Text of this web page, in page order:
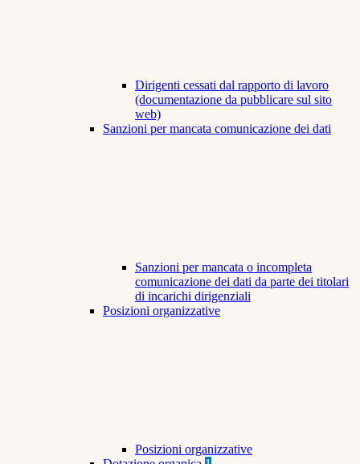
Dirigenti cessati dal rapporto di lavoro
(documentazione da pubblicare sul sito
web)
Sanzioni per mancata comunicazione dei dati
Sanzioni per mancata o incompleta
comunicazione dei dati da parte dei titolari
di incarichi dirigenziali
Posizioni organizzative
Posizioni organizzative